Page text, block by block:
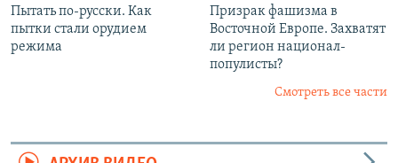
Пытать по-русски. Как
пытки стали орудием
режима
Призрак фашизма в
Восточной Европе. Захватят
ли регион национал-
популисты?
Смотреть все части